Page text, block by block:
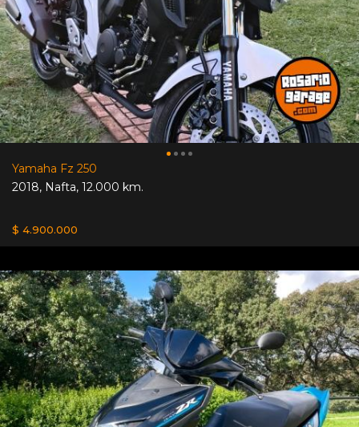
Yamaha Fz 250
2018, Nafta, 12.000 km.
$ 4.900.000